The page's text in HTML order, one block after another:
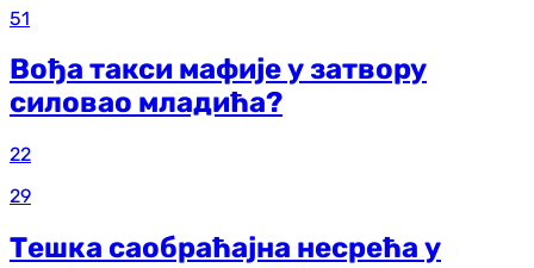
51
Вођа такси мафије у затвору
силовао младића?
22
29
Тешка саобраћајна несрећа у